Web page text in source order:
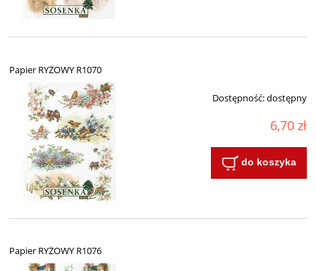
Papier RYŻOWY R1070
Dostępność:dostępny
6,70 zł
do koszyka
Papier RYŻOWY R1076